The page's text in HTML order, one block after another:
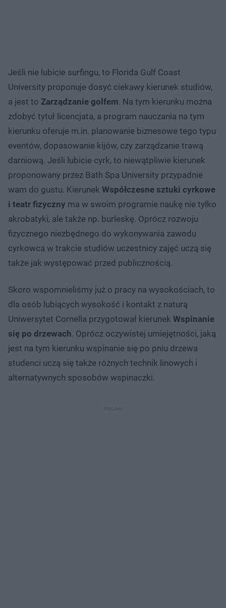
Jeśli nie lubicie surfingu, to Florida Gulf Coast
University proponuje dosyć ciekawy kierunek studiów,
a jest to Zarządzanie golfem. Na tym kierunku można
zdobyć tytuł licencjata, a program nauczania na tym
kierunku oferuje m.in. planowanie biznesowe tego typu
eventów, dopasowanie kijów, czy zarządzanie trawą
darniową. Jeśli lubicie cyrk, to niewątpliwie kierunek
proponowany przez Bath Spa University przypadnie
wam do gustu. Kierunek Współczesne sztuki cyrkowe
i teatr fizyczny ma w swoim programie naukę nie tylko
akrobatyki, ale także np. burleskę. Oprócz rozwoju
fizycznego niezbędnego do wykonywania zawodu
cyrkowca w trakcie studiów uczestnicy zajęć uczą się
także jak występować przed publicznością.
Skoro wspomnieliśmy już o pracy na wysokościach, to
dla osób lubiących wysokość i kontakt z naturą
Uniwersytet Cornella przygotował kierunek Wspinanie
się po drzewach. Oprócz oczywistej umiejętności, jaką
jest na tym kierunku wspinanie się po pniu drzewa
studenci uczą się także różnych technik linowych i
alternatywnych sposobów wspinaczki.